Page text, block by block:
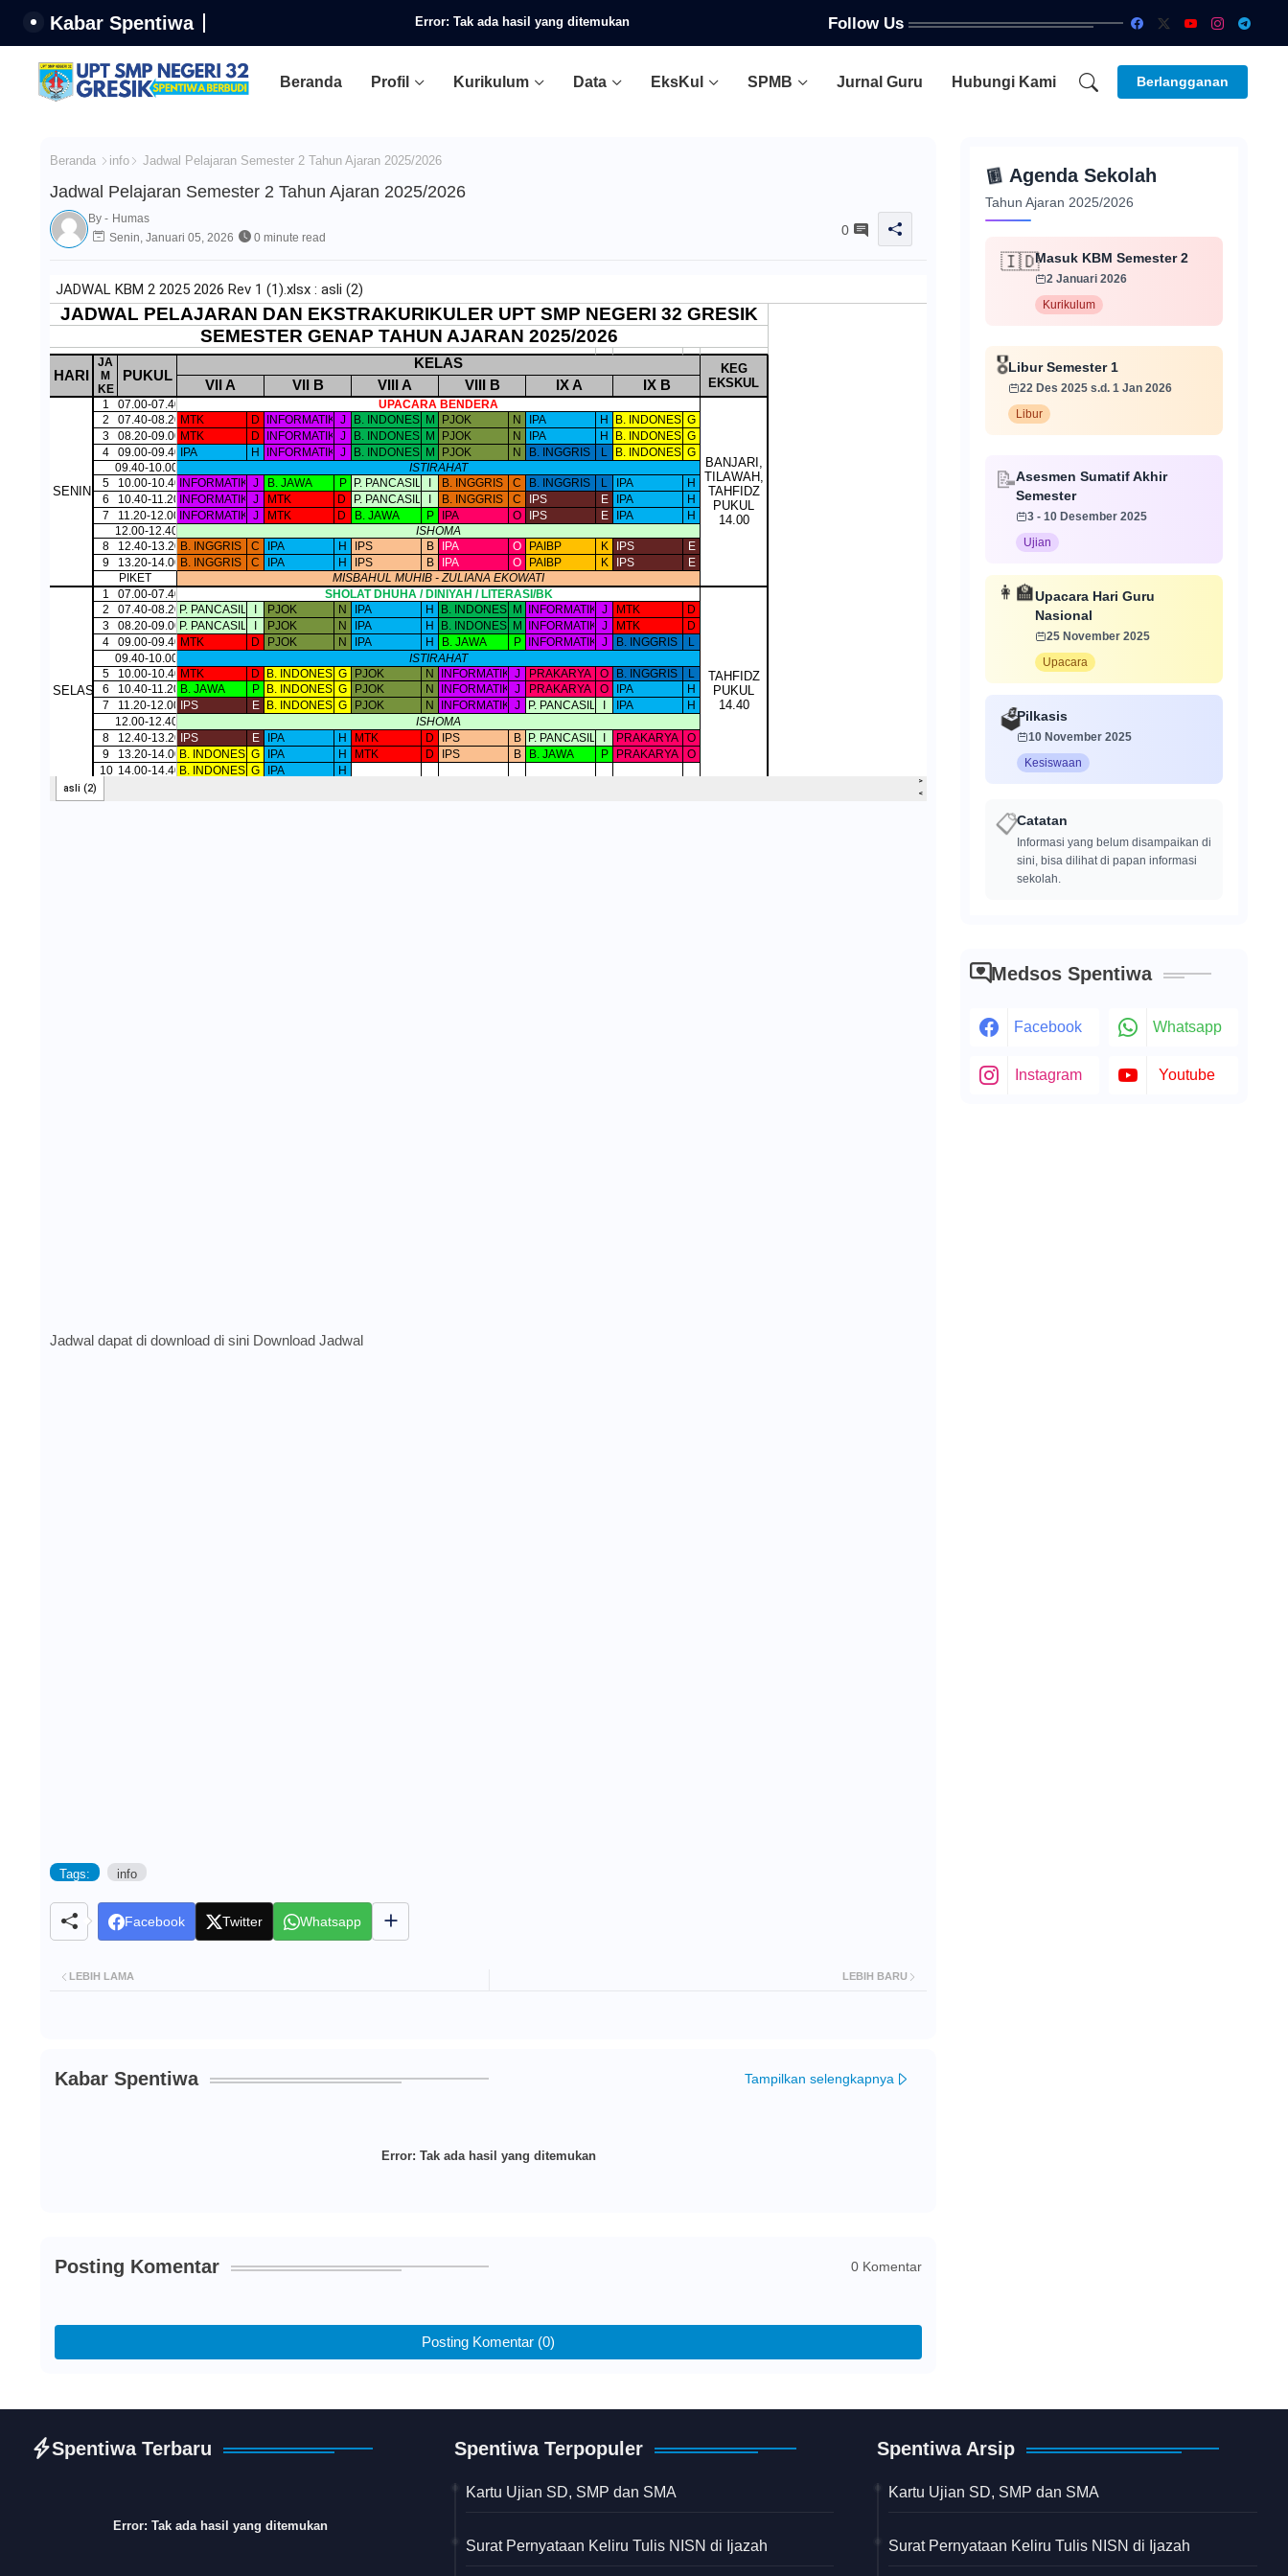
Kabar Spentiwa Error: Tak ada hasil yang ditemukan Follow Us
Beranda Profil Kurikulum Data EksKul SPMB Jurnal Guru Hubungi Kami Berlangganan
Beranda info Jadwal Pelajaran Semester 2 Tahun Ajaran 2025/2026
Jadwal Pelajaran Semester 2 Tahun Ajaran 2025/2026
By - Humas
Senin, Januari 05, 2026
0 minute read 0
Jadwal dapat di download di sini Download Jadwal
Tags: info
Facebook Twitter Whatsapp
LEBIH BARU
LEBIH LAMA
Kabar Spentiwa Tampilkan selengkapnya
Error: Tak ada hasil yang ditemukan
Posting Komentar 0 Komentar
Posting Komentar (0)
📅 Agenda Sekolah
Tahun Ajaran 2025/2026
🇮🇩Masuk KBM Semester 2
2 Januari 2026
Kurikulum
🎖️Libur Semester 1
22 Des 2025 s.d. 1 Jan 2026
Libur
📝Asesmen Sumatif Akhir
Semester
3 - 10 Desember 2025
Ujian
👩‍🏫Upacara Hari Guru
Nasional
25 November 2025
Upacara
🗳️Pilkasis
10 November 2025
Kesiswaan
📋Catatan
Informasi yang belum disampaikan di
sini, bisa dilihat di papan informasi
sekolah.
Medsos Spentiwa
Facebook Whatsapp
Instagram Youtube
Spentiwa Terbaru
Error: Tak ada hasil yang ditemukan
Spentiwa Terpopuler
Kartu Ujian SD, SMP dan SMA
Surat Pernyataan Keliru Tulis NISN di Ijazah
Spentiwa Arsip
Kartu Ujian SD, SMP dan SMA
Surat Pernyataan Keliru Tulis NISN di Ijazah